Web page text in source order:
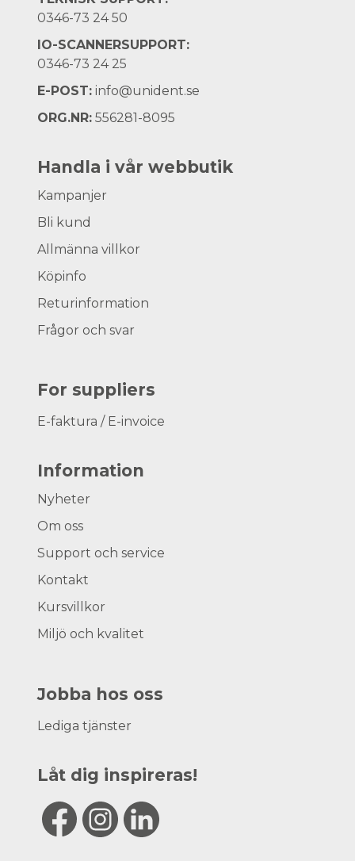
0346-73 24 50
IO-SCANNERSUPPORT:
0346-73 24 25
E-POST: info@unident.se
ORG.NR: 556281-8095
Handla i vår webbutik
Kampanjer
Bli kund
Allmänna villkor
Köpinfo
Returinformation
Frågor och svar
For suppliers
E-faktura / E-invoice
Information
Nyheter
Om oss
Support och service
Kontakt
Kursvillkor
Miljö och kvalitet
Jobba hos oss
Lediga tjänster
Låt dig inspireras!